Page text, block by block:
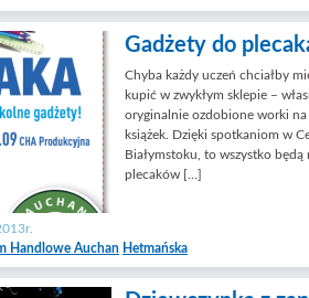
Gadżety do
Chyba każdy uczeń chciałby
kupić w zwykłym sklepie –
oryginalnie ozdobione worki na
książek. Dzięki spotkaniom w
Białymstoku, to wszystko
plecaków […]
Handlowe Auchan Hetmańska